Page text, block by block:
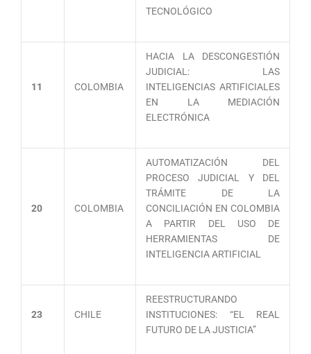
TECNOLÓGICO
11 COLOMBIA
HACIA LA DESCONGESTIÓN
JUDICIAL: LAS
INTELIGENCIAS ARTIFICIALES
EN LA MEDIACIÓN
ELECTRÓNICA
20 COLOMBIA
AUTOMATIZACIÓN DEL
PROCESO JUDICIAL Y DEL
TRÁMITE DE LA
CONCILIACIÓN EN COLOMBIA
A PARTIR DEL USO DE
HERRAMIENTAS DE
INTELIGENCIA ARTIFICIAL
23 CHILE
REESTRUCTURANDO
INSTITUCIONES: “EL REAL
FUTURO DE LA JUSTICIA”